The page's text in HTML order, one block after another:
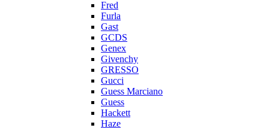
Fred
Furla
Gast
GCDS
Genex
Givenchy
GRESSO
Gucci
Guess Marciano
Guess
Hackett
Haze